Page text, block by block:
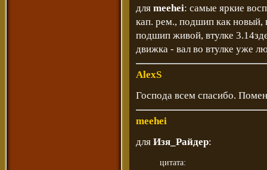
для meehei: самые яркие
кап. рем., подшип как новый,
подшип живой, втулке
движка - вал во втулке уже
AlexS
Господа всем спасибо.
meehei
для Изя_Райдер:
цитата: